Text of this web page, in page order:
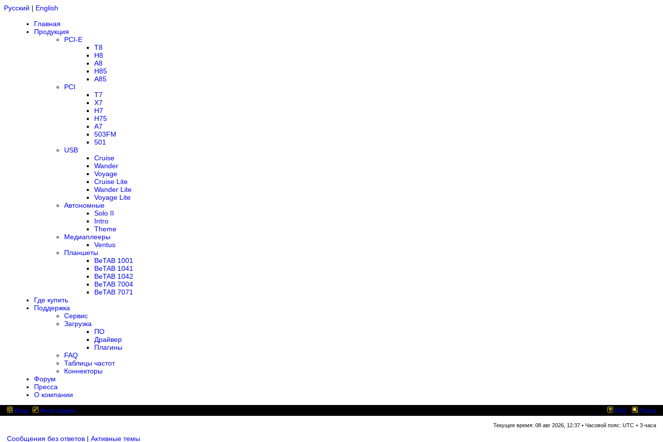
Русский | English
Главная
Продукция
PCI-E
T8
H8
A8
H85
A85
PCI
T7
X7
H7
H75
A7
503FM
501
USB
Cruise
Wander
Voyage
Cruise Lite
Wander Lite
Voyage Lite
Автономные
Solo II
Intro
Theme
Медиаплееры
Ventus
Планшеты
BeTAB 1001
BeTAB 1041
BeTAB 1042
BeTAB 7004
BeTAB 7071
Где купить
Поддержка
Сервис
Загрузка
ПО
Драйвер
Плагины
FAQ
Таблицы частот
Коннекторы
Форум
Пресса
О компании
Вход Регистрация FAQ Поиск
Текущее время: 08 авг 2026, 12:37 • Часовой пояс: UTC + 3 часа
Сообщения без ответов | Активные темы